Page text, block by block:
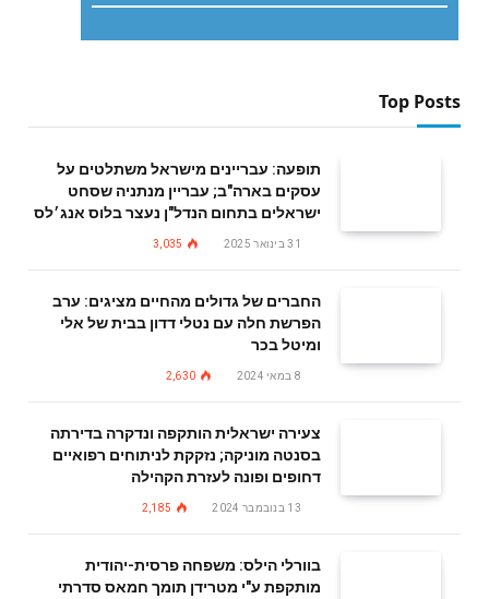
Top Posts
תופעה: עבריינים מישראל משתלטים על
עסקים בארה"ב; עבריין מנתניה שסחט
ישראלים בתחום הנדל"ן נעצר בלוס אנג׳לס
31 בינואר 2025 3,035
החברים של גדולים מהחיים מציגים: ערב
הפרשת חלה עם נטלי דדון בבית של אלי
ומיטל בכר
8 במאי 2024 2,630
צעירה ישראלית הותקפה ונדקרה בדירתה
בסנטה מוניקה; נזקקת לניתוחים רפואיים
דחופים ופונה לעזרת הקהילה
13 בנובמבר 2024 2,185
בוורלי הילס: משפחה פרסית-יהודית
מותקפת ע"י מטרידן תומך חמאס סדרתי